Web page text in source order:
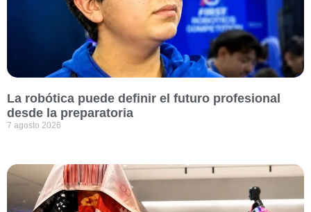
La robótica puede definir el futuro profesional
desde la preparatoria
7 agosto 2026